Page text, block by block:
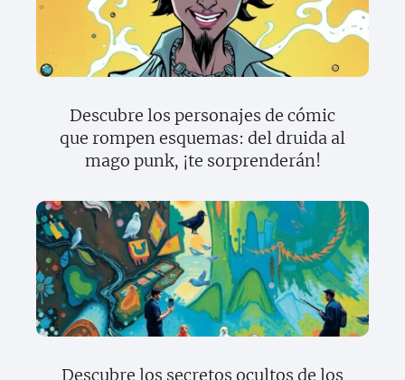
Descubre los personajes de cómic
que rompen esquemas: del druida al
mago punk, ¡te sorprenderán!
Descubre los secretos ocultos de los